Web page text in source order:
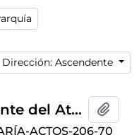
Dirección: Ascendente
Invitación del presidente del Ateneo de Madrid para la conferencia-coloquio "Los problemas morales de las sociedades pluralistas" ofrecida por Goetz Briefs dentro del ciclo de conferencias
ACTOS-206-70